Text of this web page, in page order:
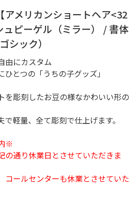
アメリカンショートヘア<32
ュピーゲル（ミラー） / 書体
シック）
由にカスタム
とつの「うちの子グッズ」
を彫刻したお豆の様なかわいい形の
軽量、全て彫刻で仕上げます。
※
の通り休業日とさせていただきま
ールセンターも休業とさせていた